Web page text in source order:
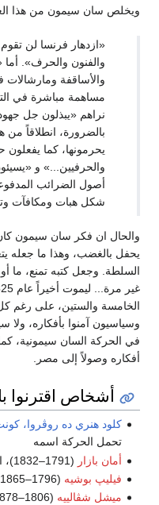
ويخلص سان سيمون من هذا
«ازدهار فرنسا لن تقوم
والفنون والحرف».
والأساقفة ومارشالات
مساهمة مباشرة في
نراهم «يبذلون جل
بالضرورة، انطلاقاً من
يحرمونها، كما يفعلون
والحرفيين...» و
أصول الضرائب
شكل هبات ومكافآت
والحال ان فكر سان سيمون
يحفل بالغضب، وهذا ما
السلطة. وجعل كتبه تمنع، ما
الخامسة والستين، على رغم
وسياسيون آمنوا بأفكاره، ولا
في الحركة السان سيمونية،
أفكاره وصولاً إلى مصر.
أشخاص اقترنوا
كلود هنري ده روڤروا،
تحمل الحركة اسمه
أمان بازار (1791–1832)، اشتراكي
فيليپ بوشيه (1796–1865)، مؤرخ وعالم اجتماعي وسياسي
ميشل شڤالييه